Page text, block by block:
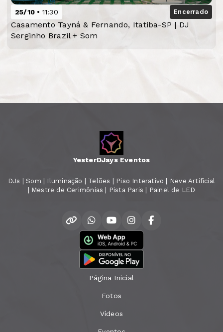
25/10 11:30 Encerrado
Casamento Tayná & Fernando, Itatiba-SP | DJ
Serginho Brazil + Som
YesterDJays Eventos
DJs | Som | Iluminação | Telões | Piso Interativo | Neve Artificial
| Mestre de Cerimônias | Pista Paris | Painel de LED
Página Inicial
Fotos
Vídeos